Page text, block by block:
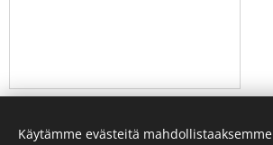
Lähetä
Käytämme evästeitä mahdollistaaksemme